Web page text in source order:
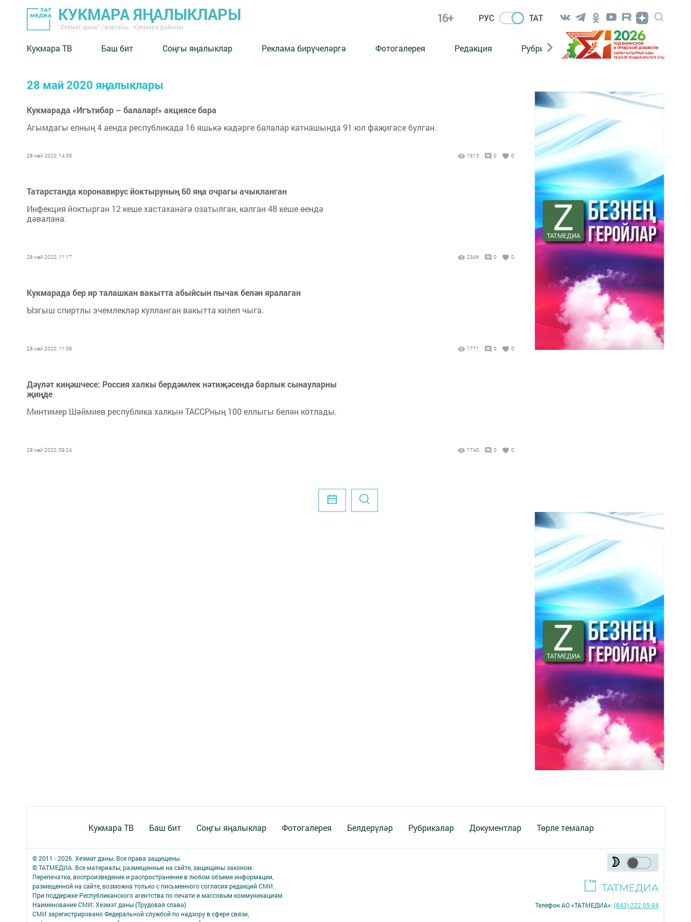
КУКМАРА ЯҢАЛЫКЛАРЫ
"Хезмәт даны" газетасы - Кукмара районы
16+ РУС ТАТ
Кукмара ТВ Баш бит Соңгы яңалыклар Реклама бирүчеләргә Фотогалерея Редакция Рубрикалар
28 май 2020 яңалыклары
Кукмарада «Игътибар – балалар!» акциясе бара
Агымдагы елның 4 аенда республикада 16 яшькә кадәрге балалар катнашында 91 юл фаҗигасе булган.
28 май 2020, 14:39 1813 0 0
Татарстанда коронавирус йоктыруның 60 яңа очрагы ачыкланган
Инфекция йоктырган 12 кеше хастаханәгә озатылган, калган 48 кеше өендә
дәвалана.
28 май 2020, 11:17 2346 0 0
Кукмарада бер ир талашкан вакытта абыйсын пычак белән яралаган
Ызгыш спиртлы эчемлекләр кулланган вакытта килеп чыга.
28 май 2020, 11:09 1771 0 0
Дәүләт киңәшчесе: Россия халкы бердәмлек нәтиҗәсендә барлык сынауларны
җиңде
Минтимер Шәймиев республика халкын ТАССРның 100 еллыгы белән котлады.
28 май 2020, 09:24 1740 0 0
Кукмара ТВ Баш бит Соңгы яңалыклар Фотогалерея Белдерүләр Рубрикалар Документлар Төрле темалар
© 2011 - 2026. Хезмәт даны. Все права защищены.
© ТАТМЕДИА. Все материалы, размещенные на сайте, защищены законом.
Перепечатка, воспроизведение и распространение в любом объеме информации,
размещенной на сайте, возможна только с письменного согласия редакций СМИ.
При поддержке Республиканского агентства по печати и массовым коммуникациям.
Наименование СМИ: Хезмэт даны (Трудовая слава)
СМИ зарегистрировано Федеральной службой по надзору в сфере связи,
Телефон АО «ТАТМЕДИА»:(843) 222 09 84